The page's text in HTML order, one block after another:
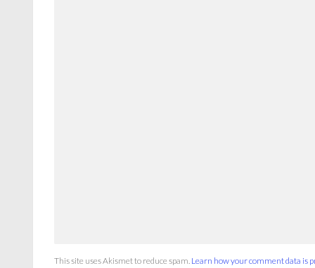
This site uses Akismet to reduce spam. Learn how your comment data is